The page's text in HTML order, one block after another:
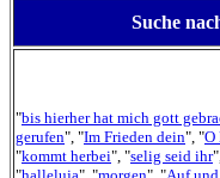
Suche
"bis hierher hat mich gott
gerufen", "Im Frieden dein", "O
"kommt herbei", "selig seid ihr